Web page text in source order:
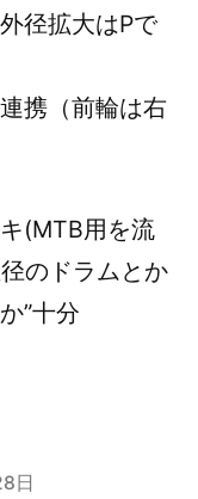
径拡大はPで
携（前輪は右
(MTB用を流
のドラムとか
なか”十分
日